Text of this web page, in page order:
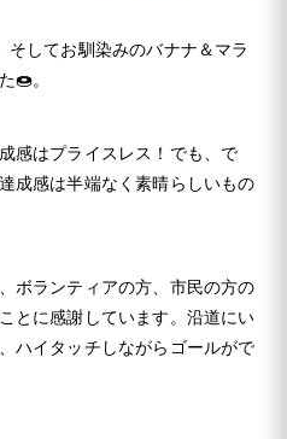
そしてお馴染みのバナナ＆マラ
🍩。
感はプライスレス！でも、で
成感は半端なく素晴らしいもの
ボランティアの方、市民の方の
とに感謝しています。沿道にい
ハイタッチしながらゴールがで